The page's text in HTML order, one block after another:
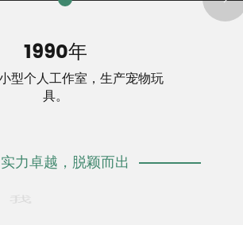
为贸易公司设立
实力卓越，脱颖而出